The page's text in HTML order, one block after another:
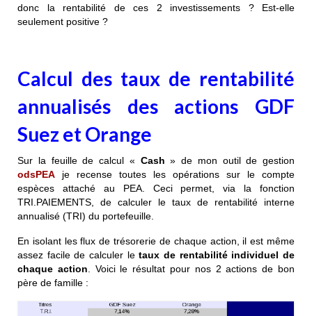
donc la rentabilité de ces 2 investissements ? Est-elle
seulement positive ?
Calcul des taux de rentabilité
annualisés des actions GDF
Suez et Orange
Sur la feuille de calcul « Cash » de mon outil de gestion
odsPEA je recense toutes les opérations sur le compte
espèces attaché au PEA. Ceci permet, via la fonction
TRI.PAIEMENTS, de calculer le taux de rentabilité interne
annualisé (TRI) du portefeuille.
En isolant les flux de trésorerie de chaque action, il est même
assez facile de calculer letaux de rentabilité individuel de
chaque action . Voici le résultat pour nos 2 actions de bon
père de famille :